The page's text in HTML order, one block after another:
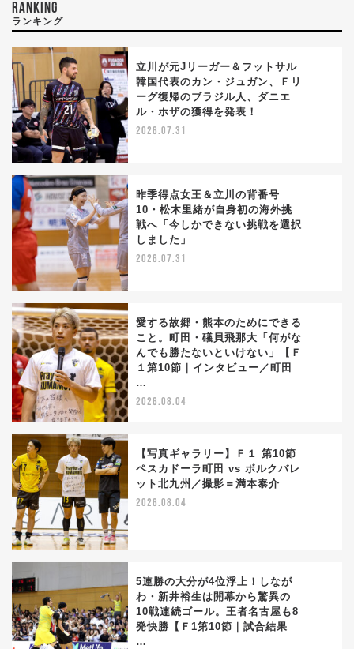
RANKING
ランキング
立川が元Jリーガー＆フットサル
韓国代表のカン・ジュガン、Ｆリ
ーグ復帰のブラジル人、ダニエ
ル・ホザの獲得を発表！
2026.07.31
昨季得点女王＆立川の背番号
10・松木里緒が自身初の海外挑
戦へ「今しかできない挑戦を選択
しました」
2026.07.31
愛する故郷・熊本のためにできる
こと。町田・礒貝飛那大「何がな
んでも勝たないといけない」【Ｆ
１第10節｜インタビュー／町田
…
2026.08.04
【写真ギャラリー】Ｆ１ 第10節
ペスカドーラ町田 vs ボルクバレ
ット北九州／撮影＝満本泰介
2026.08.04
5連勝の大分が4位浮上！しなが
わ・新井裕生は開幕から驚異の
10戦連続ゴール。王者名古屋も8
発快勝【Ｆ1第10節｜試合結果
…